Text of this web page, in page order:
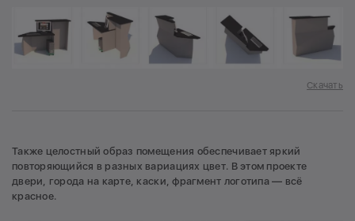
Скачать
Также целостный образ помещения обеспечивает яркий
повторяющийся в разных вариациях цвет. В этом проекте
двери, города на карте, каски, фрагмент логотипа — всё
красное.